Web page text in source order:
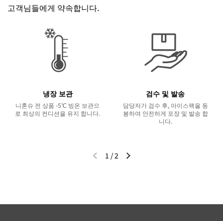
고객님들에게 약속합니다.
냉장 보관
니혼슈 전 상품 -5℃ 빙온 보관으
로 최상의 컨디션을 유지 합니다.
검수 및 발송
담당자가 검수 후, 아이스팩을 동
봉하여 안전하게 포장 및 발송 합
니다.
이전 슬라이드다음 슬라이드
1 /2